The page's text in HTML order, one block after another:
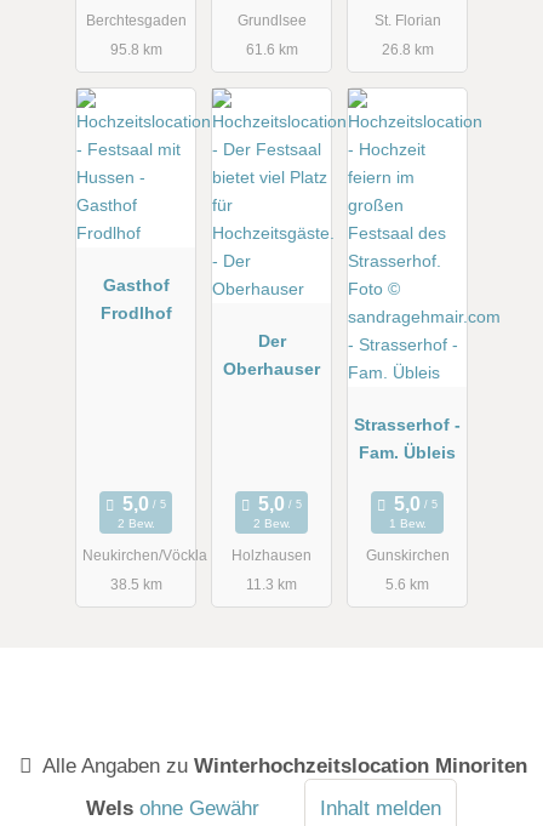
Berchtesgaden
95.8 km
Grundlsee
61.6 km
St. Florian
26.8 km
Gasthof
Frodlhof
2 Bew.
Neukirchen/Vöckla
38.5 km
Der
Oberhauser
2 Bew.
Holzhausen
11.3 km
Strasserhof -
Fam. Übleis
1 Bew.
Gunskirchen
5.6 km
Alle Angaben zuWinterhochzeitslocation Minoriten
Wels ohne Gewähr Inhalt melden